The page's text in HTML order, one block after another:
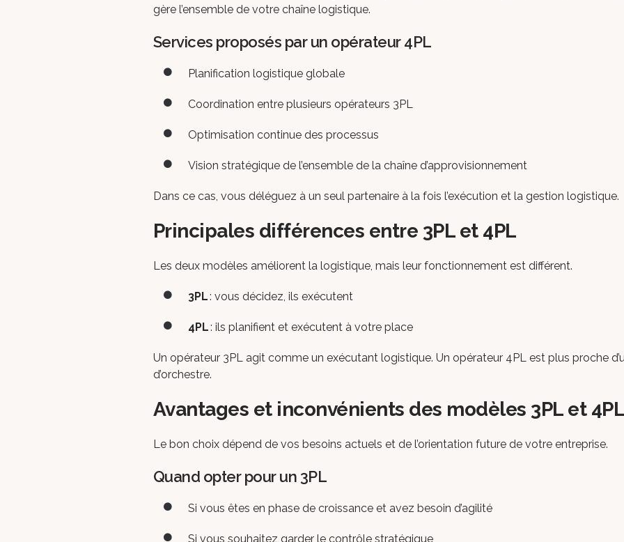
gère l’ensemble de votre chaîne logistique.
Services proposés par un opérateur 4PL
Planification logistique globale
Coordination entre plusieurs opérateurs 3PL
Optimisation continue des processus
Vision stratégique de l’ensemble de la chaîne d’approvisionnement
Dans ce cas, vous déléguez à un seul partenaire à la fois l’exécution et la gestion logistique.
Principales différences entre 3PL et 4PL
Les deux modèles améliorent la logistique, mais leur fonctionnement est différent.
3PL: vous décidez, ils exécutent
4PL: ils planifient et exécutent à votre place
Un opérateur 3PL agit comme un exécutant logistique. Un opérateur 4PL est plus proche
d’orchestre.
Avantages et inconvénients des modèles 3PL et
Le bon choix dépend de vos besoins actuels et de l’orientation future de votre entreprise.
Quand opter pour un 3PL
Si vous êtes en phase de croissance et avez besoin d’agilité
Si vous souhaitez garder le contrôle stratégique